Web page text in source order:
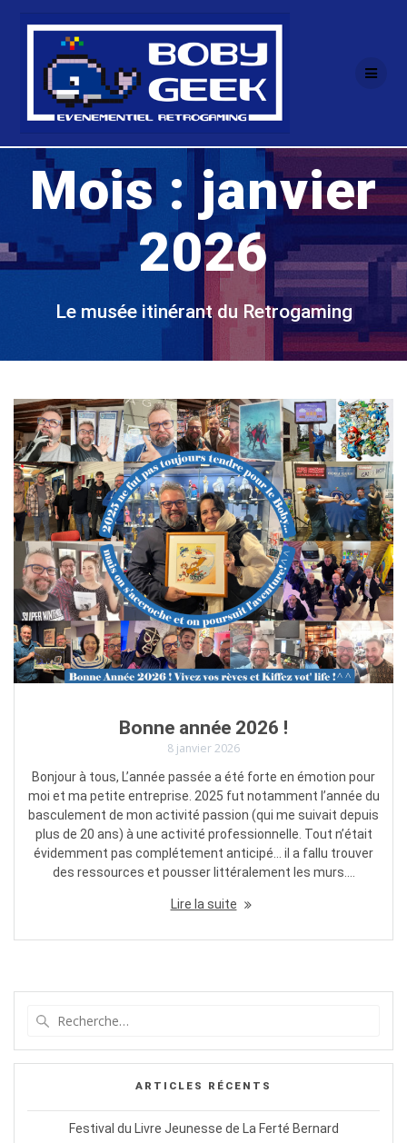
au
contenu
Mois : janvier
2026
Le musée itinérant du Retrogaming
Bonne année 2026 !
8 janvier 2026
Bonjour à tous, L’année passée a été forte en émotion pour
moi et ma petite entreprise. 2025 fut notamment l’année du
basculement de mon activité passion (qui me suivait depuis
plus de 20 ans) à une activité professionnelle. Tout n’était
évidemment pas complétement anticipé… il a fallu trouver
des ressources et pousser littéralement les murs.…
Lire la suite
:
ARTICLES RÉCENTS
Festival du Livre Jeunesse de La Ferté Bernard